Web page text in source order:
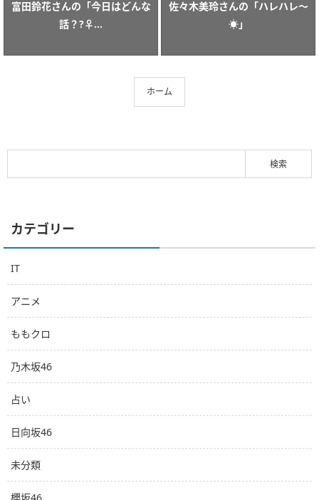
富田鈴花さんの「今日はどんな
話？?‍♀️...
佐々木美玲さんの「ハレハレ〜
☀️」
ホーム
カテゴリー
IT
アニメ
ももクロ
乃木坂46
占い
日向坂46
未分類